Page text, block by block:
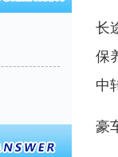
长
保
中
豪